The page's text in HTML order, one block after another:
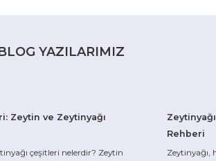
YAZILARIMIZ
Zeytin ve Zeytinyağı
çeşitleri nelerdir? Zeytin
Rehberi
Zeytinyağı,